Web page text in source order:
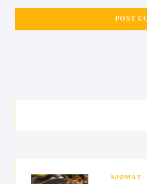
SJØMAT